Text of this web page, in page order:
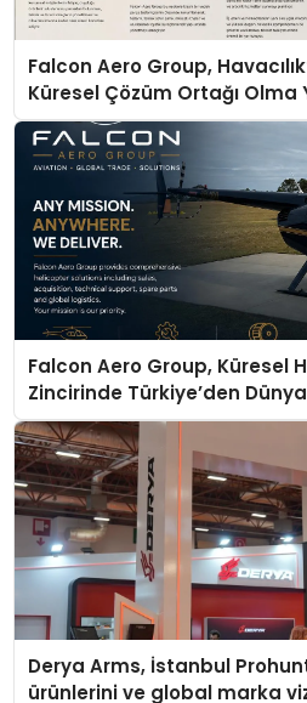
Falcon Aero Group,
Küresel Çözüm Ortağı
Falcon Aero Group, Küresel
Zincirinde Türkiye’den
Derya Arms, İstanbul
ürünlerini ve global marka